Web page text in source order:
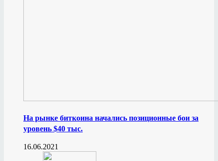
На рынке биткоина начались позиционные бои за
уровень $40 тыс.
16.06.2021